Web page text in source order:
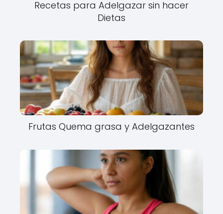
Recetas para Adelgazar sin hacer
Dietas
Frutas Quema grasa y Adelgazantes